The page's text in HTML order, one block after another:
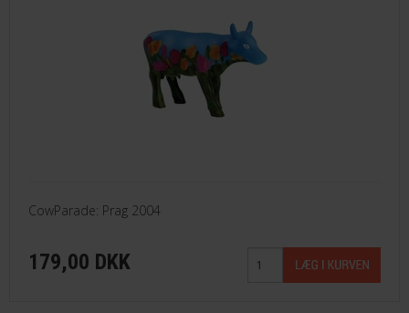
CowParade: Prag 2004
179,00 DKK